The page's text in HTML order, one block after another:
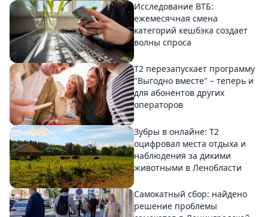
Исследование ВТБ:
ежемесячная смена
категорий кешбэка создает
волны спроса
Т2 перезапускает программу
"Выгодно вместе" – теперь и
для абонентов других
операторов
Зубры в онлайне: Т2
оцифровал места отдыха и
наблюдения за дикими
животными в Ленобласти
Самокатный сбор: найдено
решение проблемы